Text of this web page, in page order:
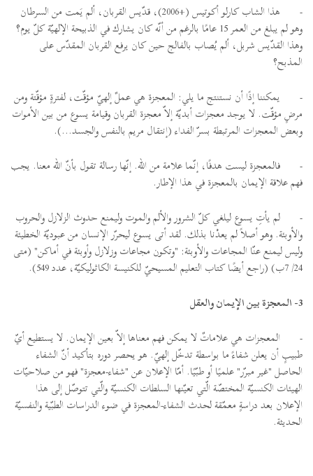
-
هذا الشاب كارلو أكوتيس (+2006)، قدّيس القربان، ألم يَمت من السرطان
وهو لم يبلغ من العمر 15 عامًا بالرغم من أنّه كان يشارك في الذبيحة الإلهيّة كلّ يوم؟
وهذا القدّيس شربل، ألم يُصاب بالفالج حين كان يرفع القربان المقدّس على
المذبح؟
-
يمكننا إذًا أن نستنتج ما يلي: المعجزة هي عملٌ إلهيّ مؤقّت، لفترةٍ مؤقّتة ومن
مرضٍ مؤقّت. لا يوجد معجزات أبديّة إلاّ معجزة القربان وقيامة يسوع من بين الأموات
وبعض المعجزات المرتبطة بسرّ الفداء (إنتقال مريم بالنفس والجسد...).
-
فالمعجزة ليست هدفًا، إنّما علامة من الله. إنّها رسالة تقول بأنّ الله معنا. يجب
فهم علاقة الإيمان بالمعجزة في هذا الإطار.
-
لم يأتِ يسوع ليلغي كلّ الشرور والألم والموت وليمنع حدوث الزلازل والحروب
والأوبئة. وهو أصلاً لم يعدْنا بذلك. لقد أتى يسوع ليحرّر الإنسان من عبوديّة الخطيئة
وليس ليمنع عنّا المجاعات والأوبئة: "وتكون مجاعات وزلازل وأوبئة في أماكن" (متى
24/ 7ب) (راجع أيضًا كتاب التعليم المسيحيّ للكنيسة الكاثوليكيّة، عدد 549).
3- المعجزة بين الإيمان والعقل
-
المعجزات هي علاماتٌ لا يمكن فهم معناها إلاّ بعين الإيمان. لا يستطيع أيّ
طبيبٍ أن يعلن شفاءً ما بواسطة تدخّل إلهيّ. هو يحصر دوره بتأكيد أنّ الشفاء
الحاصل "غير مبرّر" علميًا أو طبّيًا. أمّا الإعلان عن "شفاء-معجزة" فهو من صلاحيّات
الهيئات الكنسيّة المختصّة الّتي تعيّنها السلطات الكنسيّة والّتي تتوصّل إلى هذا
الإعلان بعد دراسةٍ معمّقة لحدث الشفاء-المعجزة في ضوء الدراسات الطبّية والنفسيّة
الحديثة.